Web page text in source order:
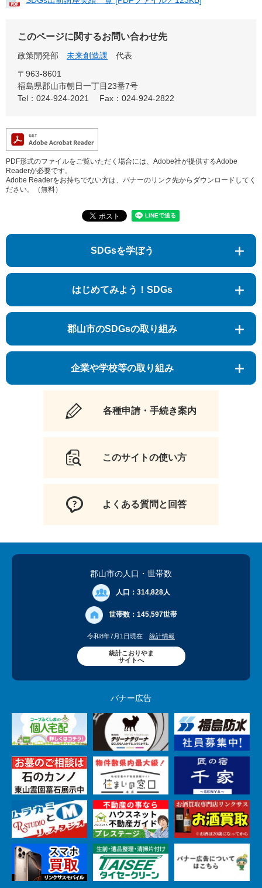
このページに関するお問い合わせ先
政策開発部 未来創造課
代表
〒963-8601
福島県郡山市朝日一丁目23番7号
Tel：024-924-2021
Fax：024-924-2822
PDF形式のファイルをご覧いただく場合には、Adobe社が提供するAdobe
Readerが必要です。
Adobe Readerをお持ちでない方は、バナーのリンク先からダウンロードしてく
ださい。（無料）
SDGsを学ぼう
はじめてみよう！SDGs
郡山市のSDGsの取り組み
企業や学校等の取り組み
各種申請・手続き案内
このサイトの使い方
よくある質問と回答
郡山市の人口 ・世帯数
人口： 314,828人
世帯数： 145,597世帯
令和8年7月1日現在 統計情報
統計こおりやま
サイトへ
バナー広告